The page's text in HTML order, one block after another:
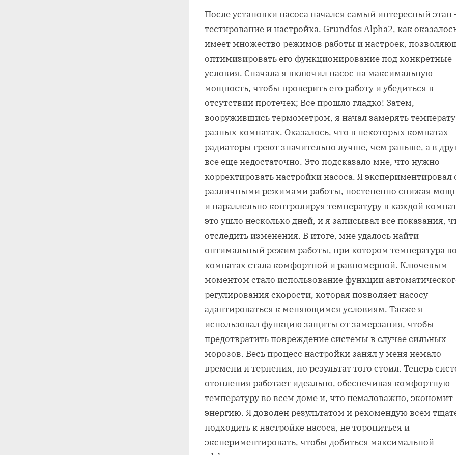
После установки насоса начался самый интересный этап
тестирование и настройка. Grundfos Alpha2, как
имеет множество режимов работы и настроек,
оптимизировать его функционирование под конкретные
условия. Сначала я включил насос на максимальную
мощность, чтобы проверить его работу и убедиться в
отсутствии протечек; Все прошло гладко! Затем,
вооружившись термометром, я начал замерять
разных комнатах. Оказалось, что в некоторых комнатах
радиаторы греют значительно лучше, чем раньше, а в
все еще недостаточно. Это подсказало мне, что нужно
корректировать настройки насоса. Я экспериментировал
различными режимами работы, постепенно снижая
и параллельно контролируя температуру в каждой
это ушло несколько дней, и я записывал все показания,
отследить изменения. В итоге, мне удалось найти
оптимальный режим работы, при котором температура
комнатах стала комфортной и равномерной. Ключевым
моментом стало использование функции
регулирования скорости, которая позволяет насосу
адаптироваться к меняющимся условиям. Также я
использовал функцию защиты от замерзания, чтобы
предотвратить повреждение системы в случае сильных
морозов. Весь процесс настройки занял у меня немало
времени и терпения, но результат того стоил. Теперь
отопления работает идеально, обеспечивая комфортную
температуру во всем доме и, что немаловажно, экономит
энергию. Я доволен результатом и рекомендую всем
подходить к настройке насоса, не торопиться и
экспериментировать, чтобы добиться максимальной